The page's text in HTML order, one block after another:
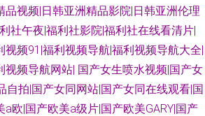
线 国产丝袜性爱 欧美少女性性交 久草手机在线视
草免费色站 超碰在线草久97 国产精品精品国产 超
品视频|日韩亚洲精品影院|日韩亚洲伦理
社午夜|福利社影院|福利社在线看清片|
视频91|福利视频导航|福利视频导航大全|
视频导航网站| 国产女生喷水视频|国产女
自拍|国产女同网站|国产女同在线观看|国
欧|国产欧美a级片|国产欧美GARY|国产